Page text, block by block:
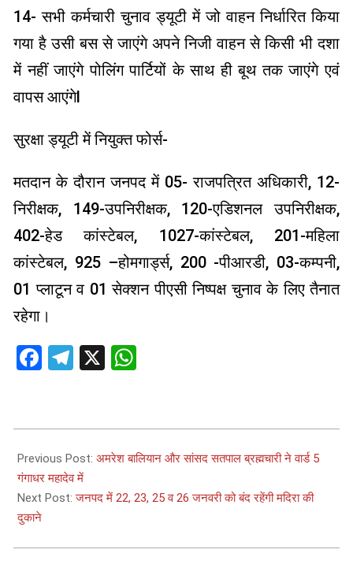
14- सभी कर्मचारी चुनाव ड्यूटी में जो वाहन निर्धारित किया
गया है उसी बस से जाएंगे अपने निजी वाहन से किसी भी दशा
में नहीं जाएंगे पोलिंग पार्टियों के साथ ही बूथ तक जाएंगे एवं
वापस आएंगेl
सुरक्षा ड्यूटी में नियुक्त फोर्स-
मतदान के दौरान जनपद में 05- राजपत्रित अधिकारी, 12-
निरीक्षक, 149-उपनिरीक्षक, 120-एडिशनल उपनिरीक्षक,
402-हेड कांस्टेबल, 1027-कांस्टेबल, 201-महिला
कांस्टेबल, 925 –होमगार्ड्स, 200 -पीआरडी, 03-कम्पनी,
01 प्लाटून व 01 सेक्शन पीएसी निष्पक्ष चुनाव के लिए तैनात
रहेगा।
Facebook
Telegram
X
01-
21
Previous Post: अमरेश बालियान और सांसद सतपाल ब्रह्मचारी ने वार्ड 5
गंगाधर महादेव में
Next Post:जनपद में 22, 23, 25 व 26 जनवरी को बंद रहेंगी मदिरा की
दुकाने